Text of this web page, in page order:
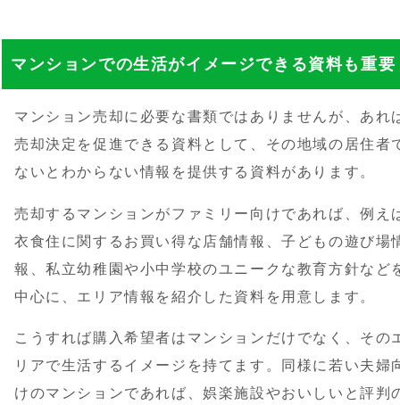
マンションでの生活がイメージできる資料も重要
マンション売却に必要な書類ではありませんが、あれ
売却決定を促進できる資料として、その地域の居住者
ないとわからない情報を提供する資料があります。
売却するマンションがファミリー向けであれば、例え
衣食住に関するお買い得な店舗情報、子どもの遊び場
報、私立幼稚園や小中学校のユニークな教育方針など
中心に、エリア情報を紹介した資料を用意します。
こうすれば購入希望者はマンションだけでなく、その
リアで生活するイメージを持てます。同様に若い夫婦
けのマンションであれば、娯楽施設やおいしいと評判